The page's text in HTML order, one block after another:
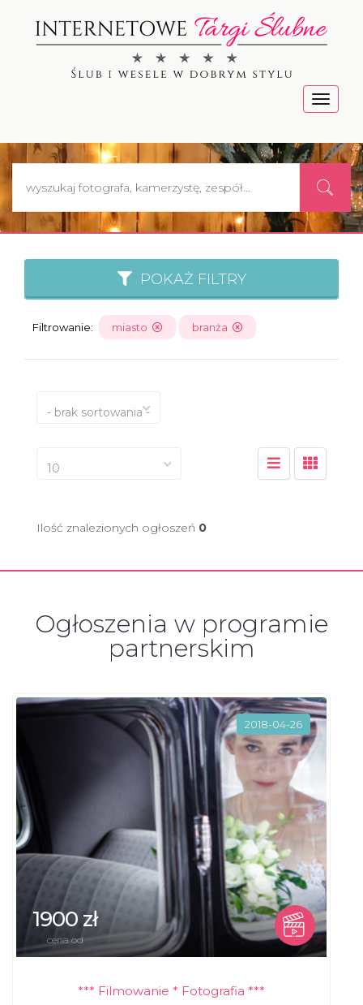
Menu
POKAŻ FILTRY
Filtrowanie: miasto branża
- brak sortowania -
10
Ilość znalezionych ogłoszeń 0
Ogłoszenia w programie
partnerskim
2018-04-26
1900 zł
cena od
*** Filmowanie * Fotografia ***